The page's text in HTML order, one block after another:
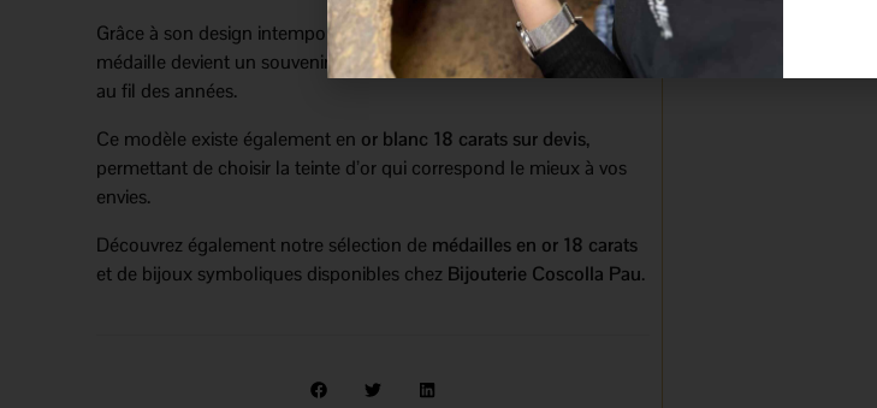
Grâce à son design intemporel et à son motif chargé de sens, cette
médaille devient un souvenir précieux à conserver et à transmettre
au fil des années.
Ce modèle existe également en or blanc 18 carats sur devis,
permettant de choisir la teinte d’or qui correspond le mieux à vos
envies.
Découvrez également notre sélection de médailles en or 18 carats
et de bijoux symboliques disponibles chez Bijouterie Coscolla Pau.